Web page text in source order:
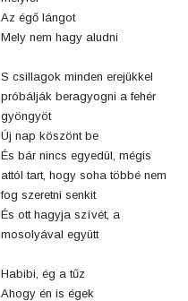
Az égő lángot
Mely nem hagy aludni
S csillagok minden erejükkel
próbálják beragyogni a fehér
gyöngyöt
Új nap köszönt be
És bár nincs egyedül, mégis
attól tart, hogy soha többé nem
fog szeretni senkit
És ott hagyja szívét, a
mosolyával együtt
Habibi, ég a tűz
Ahogy én is égek